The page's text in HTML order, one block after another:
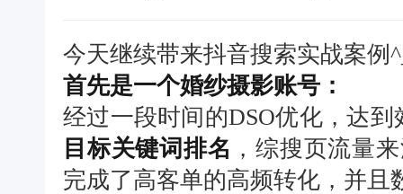
今天继续带来抖音搜索实战案例
首先是一个婚纱摄影账号：
经过一段时间的DSO优化，达到
目标关键词排名 ，综搜页流量
完成了高客单的高频转化，并且